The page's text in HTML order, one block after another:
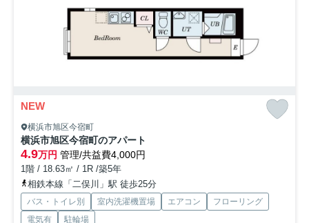
NEW
横浜市旭区今宿町
横浜市旭区今宿町のアパート
4.9万円 管理/共益費4,000円
1階 / 18.63㎡ / 1R /築5年
相鉄本線「二俣川」駅 徒歩25分
バス・トイレ別 室内洗濯機置場 エアコン
フローリング
電気有
駐輪場